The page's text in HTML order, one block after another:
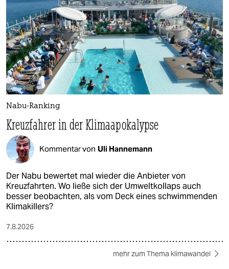
Nabu-Ranking
Kreuzfahrer in der Klimaapokalypse
Kommentar von Uli Hannemann
Der Nabu bewertet mal wieder die Anbieter von
Kreuzfahrten. Wo ließe sich der Umweltkollaps auch
besser beobachten, als vom Deck eines schwimmenden
Klimakillers?
7.8.2026
mehr zum Thema klimawandel